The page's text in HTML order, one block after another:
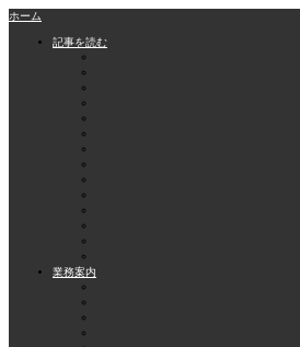
ホーム
記事を読む
業務案内